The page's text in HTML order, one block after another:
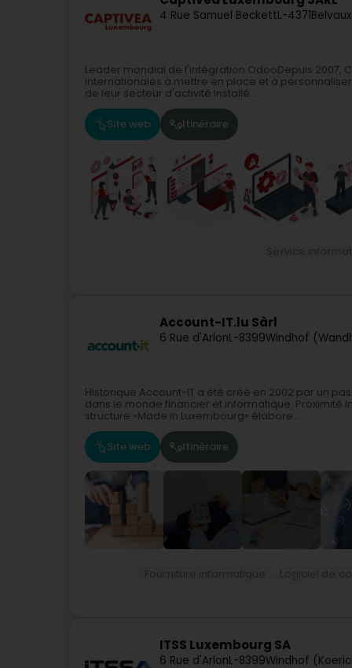
4 Rue Samuel BeckettL-4371
Leader mondial de l'intégration OdooDepuis 2007,
internationales à mettre en place et à
de leur secteur d'activité.Installé...
Site web Itinéraire
Account-IT.lu Sàrl
6 Rue d'ArlonL-8399Windhof
Historique Account-IT a été créé en 2002 par un
dans le monde financier et informatique.
structure «Made in Luxembourg» élabore...
Site web Itinéraire
ITSS Luxembourg SA
6 Rue d'ArlonL-8399Windhof